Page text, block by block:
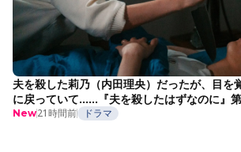
夫を殺した莉乃（内田理央）だったが、目を
に戻っていて……『夫を殺したはずなのに』
New21時間前 ドラマ